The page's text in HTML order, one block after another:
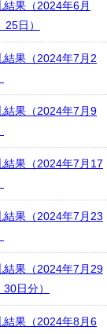
結果（2024年6月
25日）
結果（2024年7月2
結果（2024年7月9
結果（2024年7月17
結果（2024年7月23
結果（2024年7月29
30日分）
結果（2024年8月6